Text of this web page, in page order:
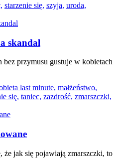
starzenie się, szyja, uroda,
skandal
bez przymusu gustuje w kobietach
last minute, małżeństwo,
się, taniec, zazdrość, zmarszczki,
że jak się pojawiają zmarszczki, to